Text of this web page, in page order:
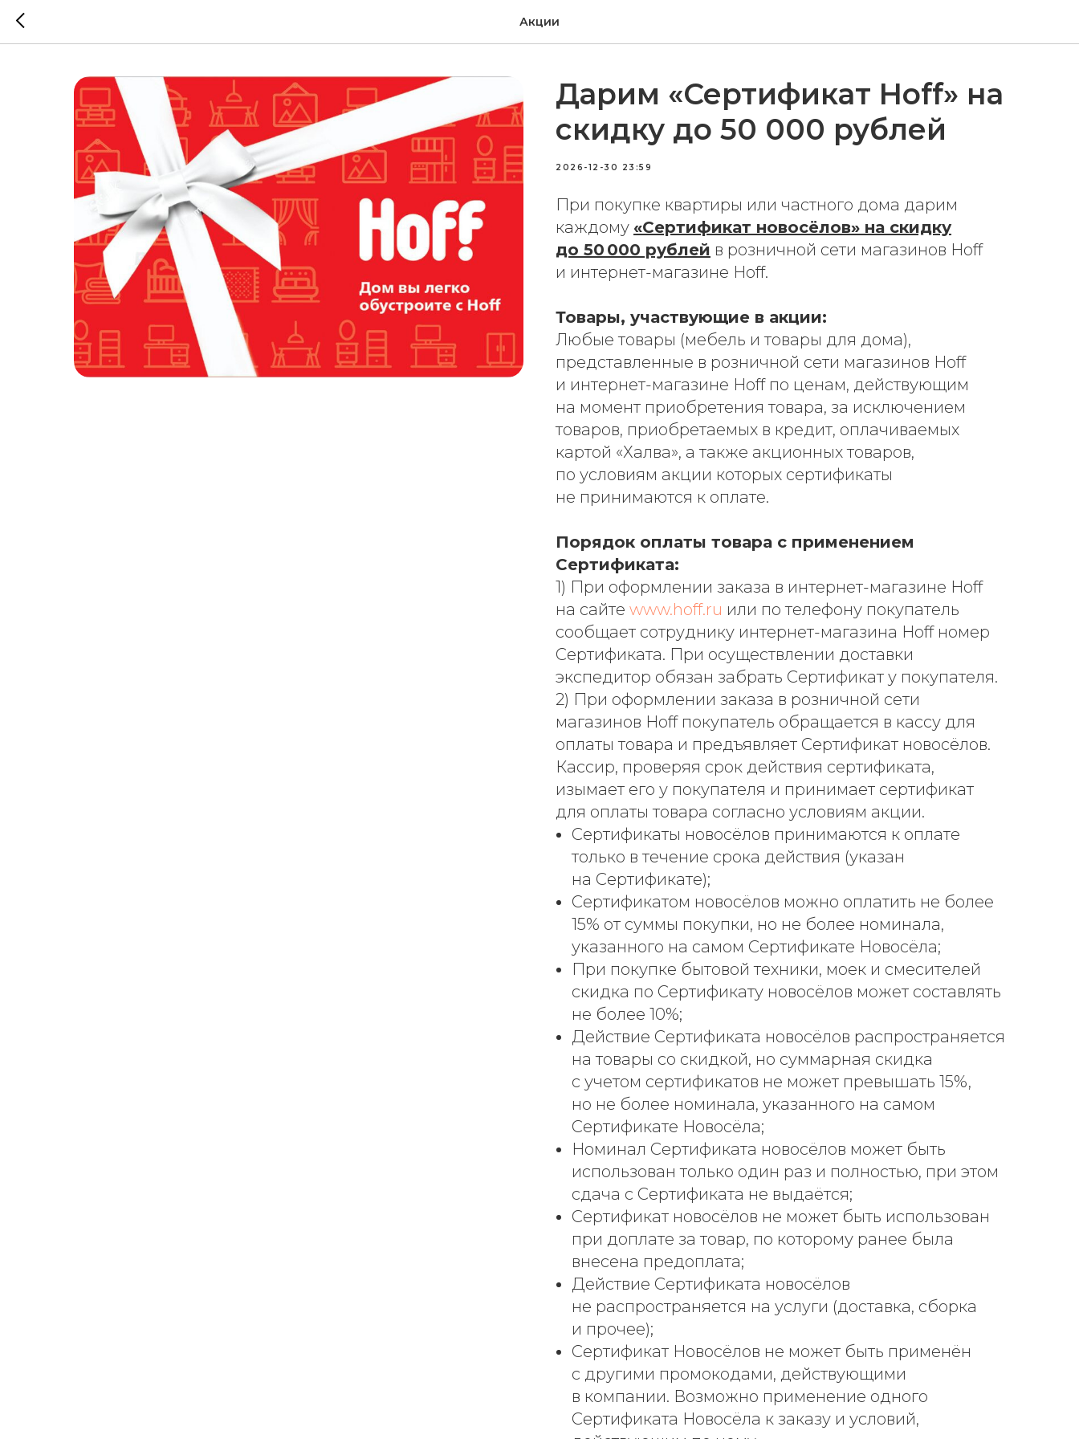
Акции
Дарим «Сертификат Hoff» на
скидку до 50 000 рублей
2026-12-30 23:59
При покупке квартиры или частного дома дарим
каждому «Сертификат новосёлов» на скидку
до 50 000 рублей в розничной сети магазинов Hoff
и интернет-магазине Hoff.
Товары, участвующие в акции:
Любые товары (мебель и товары для дома),
представленные в розничной сети магазинов Hoff
и интернет-магазине Hoff по ценам, действующим
на момент приобретения товара, за исключением
товаров, приобретаемых в кредит, оплачиваемых
картой «Халва», а также акционных товаров,
по условиям акции которых сертификаты
не принимаются к оплате.
Порядок оплаты товара с применением
Сертификата:
1) При оформлении заказа в интернет-магазине Hoff
на сайте www.hoff.ru или по телефону покупатель
сообщает сотруднику интернет-магазина Hoff номер
Сертификата. При осуществлении доставки
экспедитор обязан забрать Сертификат у покупателя.
2) При оформлении заказа в розничной сети
магазинов Hoff покупатель обращается в кассу для
оплаты товара и предъявляет Сертификат новосёлов.
Кассир, проверяя срок действия сертификата,
изымает его у покупателя и принимает сертификат
для оплаты товара согласно условиям акции.
Сертификаты новосёлов принимаются к оплате
только в течение срока действия (указан
на Сертификате);
Сертификатом новосёлов можно оплатить не более
15% от суммы покупки, но не более номинала,
указанного на самом Сертификате Новосёла;
При покупке бытовой техники, моек и смесителей
скидка по Сертификату новосёлов может составлять
не более 10%;
Действие Сертификата новосёлов распространяется
на товары со скидкой, но суммарная скидка
с учетом сертификатов не может превышать 15%,
но не более номинала, указанного на самом
Сертификате Новосёла;
Номинал Сертификата новосёлов может быть
использован только один раз и полностью, при этом
сдача с Сертификата не выдаётся;
Сертификат новосёлов не может быть использован
при доплате за товар, по которому ранее была
внесена предоплата;
Действие Сертификата новосёлов
не распространяется на услуги (доставка, сборка
и прочее);
Сертификат Новосёлов не может быть применён
с другими промокодами, действующими
в компании. Возможно применение одного
Сертификата Новосёла к заказу и условий,